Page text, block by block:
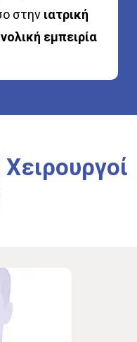
στην ιατρική
εμπειρία
Χειρουργοί